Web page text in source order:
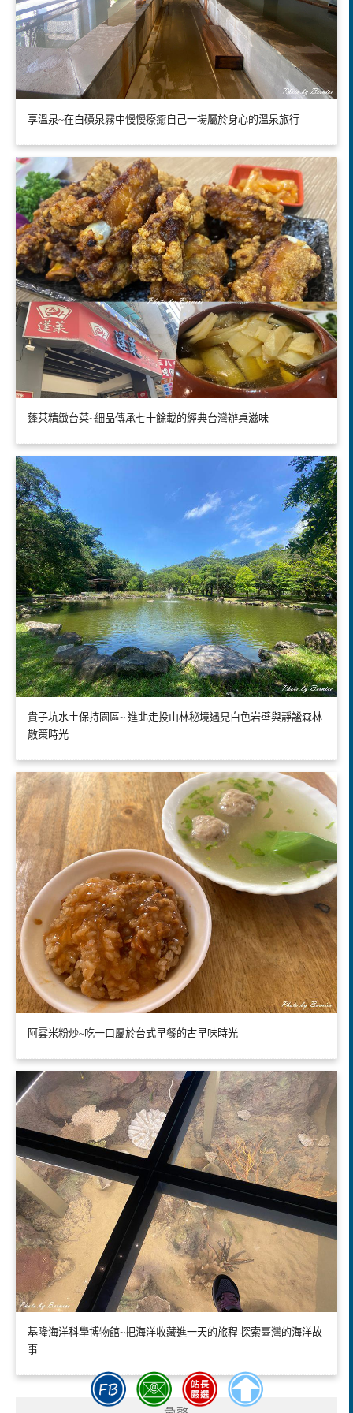
享溫泉~在白磺泉霧中慢慢療癒自己一場屬於身心的溫泉旅行
蓬萊精緻台菜~細品傳承七十餘載的經典台灣辦桌滋味
貴子坑水土保持園區~ 進北走投山林秘境遇見白色岩壁與靜謐森林
散策時光
阿雲米粉炒~吃一口屬於台式早餐的古早味時光
基隆海洋科學博物館~把海洋收藏進一天的旅程 探索臺灣的海洋故
事